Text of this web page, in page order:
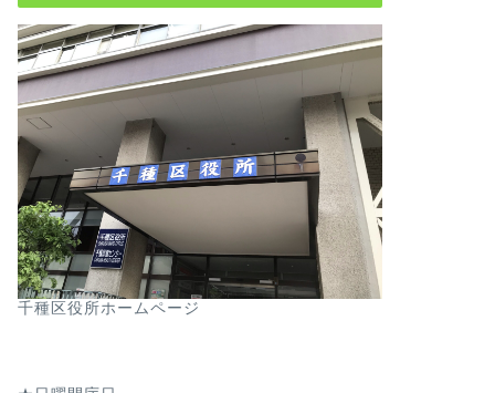
千種区役所ホームページ